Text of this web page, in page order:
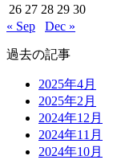
26 27 28 29 30
« Sep
Dec »
過去の記事
2025年4月
2025年2月
2024年12月
2024年11月
2024年10月